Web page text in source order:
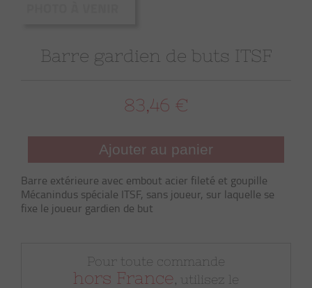
Barre gardien de buts ITSF
83,46 €
Ajouter au panier
Barre extérieure avec embout acier fileté et goupille
Mécanindus spéciale ITSF, sans joueur, sur laquelle se
fixe le joueur gardien de but
Pour toute commande
hors France , utilisez le